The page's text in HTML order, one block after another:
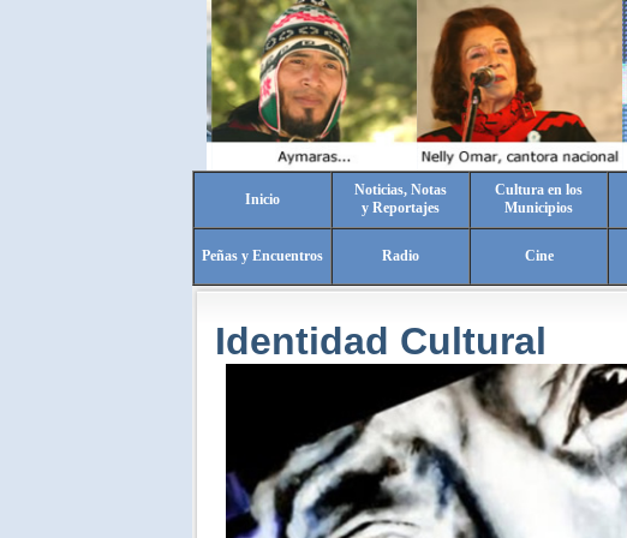
Inicio
Noticias, Notas
y Reportajes
Cultura en los
Municipios
Peñas y Encuentros Radio Cine
Identidad Cultural